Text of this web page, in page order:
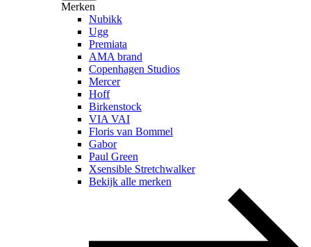
Merken
Nubikk
Ugg
Premiata
AMA brand
Copenhagen Studios
Mercer
Hoff
Birkenstock
VIA VAI
Floris van Bommel
Gabor
Paul Green
Xsensible Stretchwalker
Bekijk alle merken